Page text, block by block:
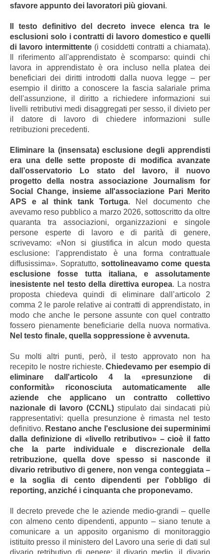
sfavore appunto dei lavoratori più giovani.
Il testo definitivo del decreto invece elenca tra le
esclusioni solo i contratti di lavoro domestico e quelli
di lavoro intermittente (i cosiddetti contratti a chiamata).
Il riferimento all'apprendistato è scomparso: quindi chi
lavora in apprendistato è ora incluso nella platea dei
beneficiari dei diritti introdotti dalla nuova legge – per
esempio il diritto a conoscere la fascia salariale prima
dell'assunzione, il diritto a richiedere informazioni sui
livelli retributivi medi disaggregati per sesso, il divieto per
il datore di lavoro di chiedere informazioni sulle
retribuzioni precedenti.
Eliminare la (insensata) esclusione degli apprendisti
era una delle sette proposte di modifica avanzate
dall’osservatorio Lo stato del lavoro, il nuovo
progetto della nostra associazione Journalism for
Social Change, insieme all'associazione Pari Merito
APS e al think tank Tortuga. Nel documento che
avevamo reso pubblico a marzo 2026, sottoscritto da oltre
quaranta tra associazioni, organizzazioni e singole
persone esperte di lavoro e di parità di genere,
scrivevamo: «Non si giustifica in alcun modo questa
esclusione: l'apprendistato è una forma contrattuale
diffusissima». Sopratutto, sottolineavamo come questa
esclusione fosse tutta italiana, e assolutamente
inesistente nel testo della direttiva europea. La nostra
proposta chiedeva quindi di eliminare dall’articolo 2
comma 2 le parole relative ai contratti di apprendistato, in
modo che anche le persone assunte con quel contratto
fossero pienamente beneficiarie della nuova normativa.
Nel testo finale, quella soppressione è avvenuta.
Su molti altri punti, però, il testo approvato non ha
recepito le nostre richieste.Chiedevamo per esempio di
eliminare dall'articolo 4 la «presunzione di
conformità» riconosciuta automaticamente alle
aziende che applicano un contratto collettivo
nazionale di lavoro (CCNL) stipulato dai sindacati più
rappresentativi: quella presunzione è rimasta nel testo
definitivo. Restano anche l'esclusione dei superminimi
dalla definizione di «livello retributivo» – cioè il fatto
che la parte individuale e discrezionale della
retribuzione, quella dove spesso si nasconde il
divario retributivo di genere, non venga conteggiata –
e la soglia di cento dipendenti per l'obbligo di
reporting, anziché i cinquanta che proponevamo.
Il decreto prevede che le aziende medio-grandi – quelle
con almeno cento dipendenti, appunto – siano tenute a
comunicare a un apposito organismo di monitoraggio
istituito presso il ministero del Lavoro una serie di dati sul
divario retributivo di genere: il divario medio, il divario